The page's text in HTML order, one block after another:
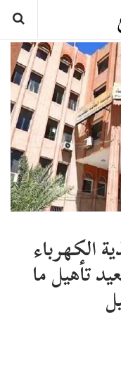
الكهرباء
تأهيل ما